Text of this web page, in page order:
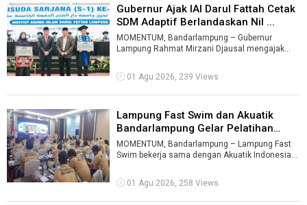
Gubernur Ajak IAI Darul Fattah Cetak
SDM Adaptif Berlandaskan Nil ...
MOMENTUM, Bandarlampung – Gubernur
Lampung Rahmat Mirzani Djausal mengajak
...
01 Agu 2026, 239 Views
Lampung Fast Swim dan Akuatik
Bandarlampung Gelar Pelatihan
Wasit ...
MOMENTUM, Bandarlampung – Lampung Fast
Swim bekerja sama dengan Akuatik Indonesia
01 Agu 2026, 258 Views